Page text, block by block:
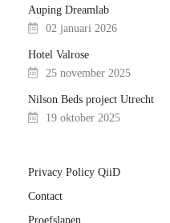
Auping Dreamlab
02 januari 2026
Hotel Valrose
25 november 2025
Nilson Beds project Utrecht
19 oktober 2025
Privacy Policy QiiD
Contact
Proefslapen